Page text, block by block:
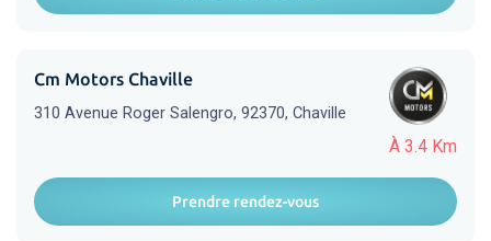
À 3.4 Km
Cm Motors Chaville
310 Avenue Roger Salengro, 92370, Chaville
Prendre rendez-vous